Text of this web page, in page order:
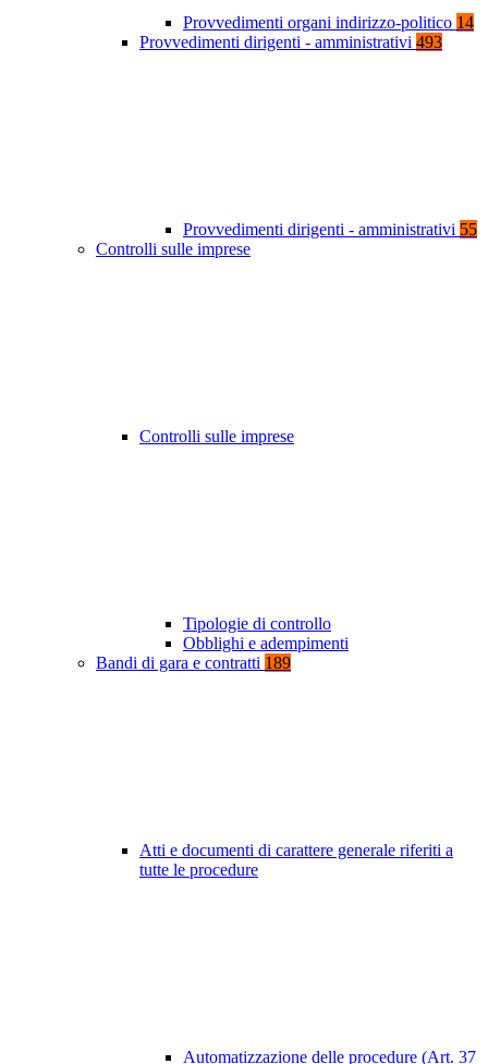
Provvedimenti organi indirizzo-politico 14
Provvedimenti dirigenti - amministrativi 493
Provvedimenti dirigenti - amministrativi 55
Controlli sulle imprese
Controlli sulle imprese
Tipologie di controllo
Obblighi e adempimenti
Bandi di gara e contratti 189
Atti e documenti di carattere generale riferiti a
tutte le procedure
Automatizzazione delle procedure (Art. 37